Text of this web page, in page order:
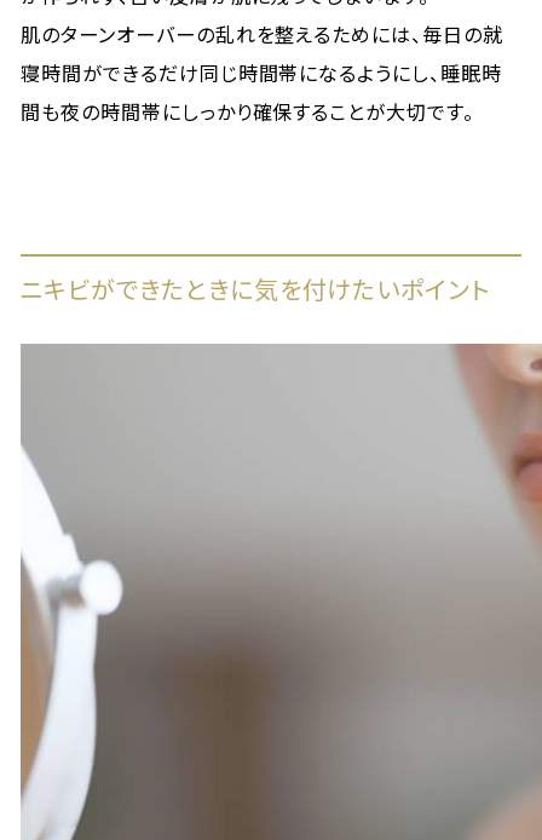
肌のターンオーバーの乱れを整えるためには、毎日の就
寝時間ができるだけ同じ時間帯になるようにし、睡眠時
間も夜の時間帯にしっかり確保することが大切です。
ニキビができたときに気を付けたいポイント